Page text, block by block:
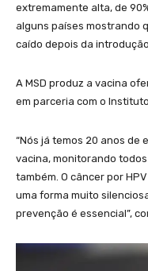
extremamente alta, de
alguns países mostrando
caído depois da
A MSD produz a vacina
em parceria com o
“Nós já temos 20 anos de
vacina, monitorando
também. O câncer por
uma forma muito
prevenção é essencial”,